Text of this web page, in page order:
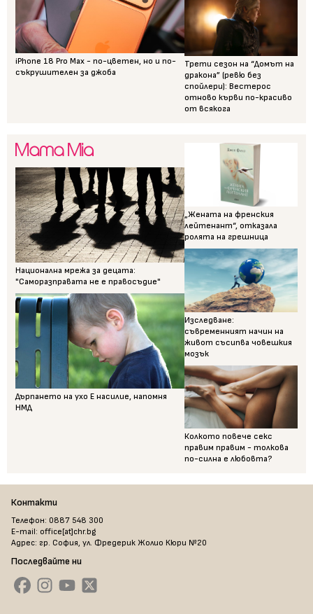
iPhone 18 Pro Max - по-цветен, но и по-
съкрушителен за джоба
Трети сезон на “Домът на
дракона” (ревю без
спойлери): Вестерос
отново кърви по-красиво
от всякога
Национална мрежа за децата:
"Саморазправата не е правосъдие"
Дърпането на ухо Е насилие, напомня
НМД
„Жената на френския
лейтенант“, отказала
ролята на грешница
Изследване:
съвременният начин на
живот съсипва човешкия
мозък
Колкото повече секс
правим правим - толкова
по-силна е любовта?
Контакти
Телефон: 0887 548 300
E-mail: office[at]chr.bg
Адрес: гр. София, ул. Фредерик Жолио Кюри №20
Последвайте ни